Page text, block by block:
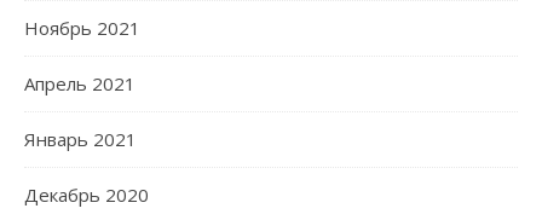
Ноябрь 2021
Апрель 2021
Январь 2021
Декабрь 2020